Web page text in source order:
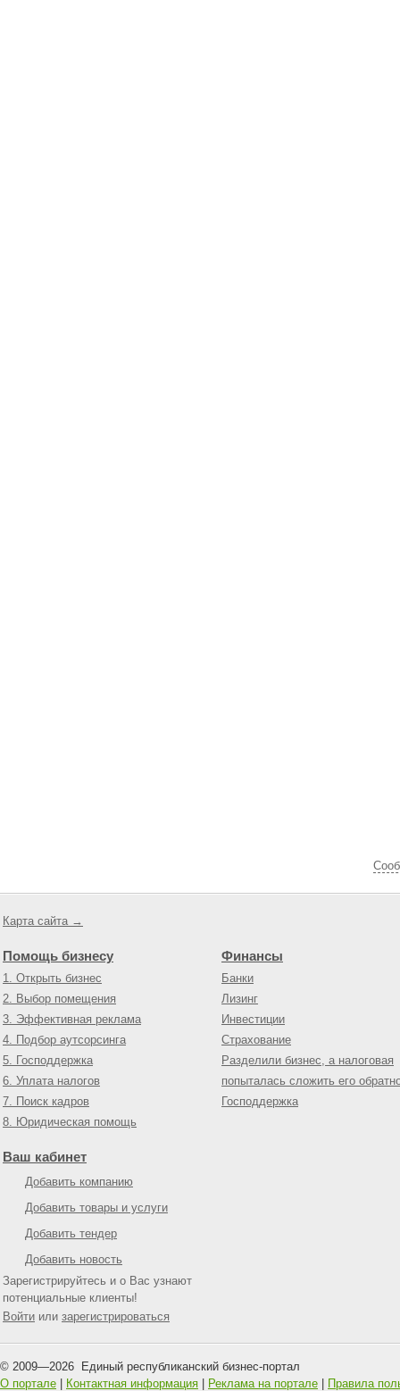
Карта сайта →
Помощь бизнесу
1. Открыть бизнес
2. Выбор помещения
3. Эффективная реклама
4. Подбор аутсорсинга
5. Господдержка
6. Уплата налогов
7. Поиск кадров
8. Юридическая помощь
Финансы
Банки
Лизинг
Инвестиции
Страхование
Разделили бизнес, а налоговая
попыталась сложить его
Господдержка
Ваш кабинет
Добавить компанию
Добавить товары и услуги
Добавить тендер
Добавить новость
Зарегистрируйтесь и о Вас узнают
потенциальные клиенты!
Войти или зарегистрироваться
© 2009—2026 Единый республиканский бизнес-портал
О портале
Контактная информация Реклама на портале Правила